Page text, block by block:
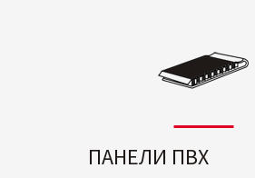
ПАНЕЛИ ПВХ